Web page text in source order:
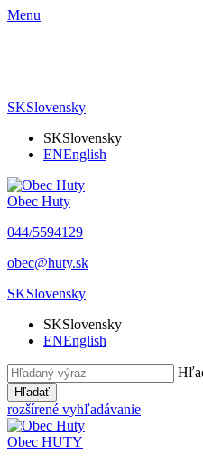
Menu
SKSlovensky
SKSlovensky
ENEnglish
Obec Huty
​044/5594129
​obec@huty.sk
SKSlovensky
SKSlovensky
ENEnglish
Hľadať
rozšírené vyhľadávanie
Obec HUTY